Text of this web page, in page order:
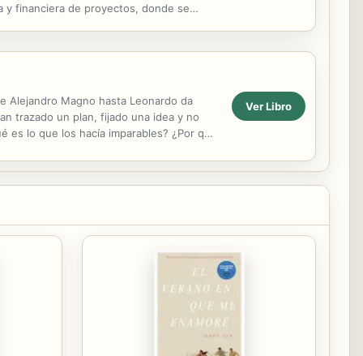
y financiera de proyectos, donde se
Alejandro Magno hasta Leonardo da
trazado un plan, fijado una idea y no
lo que los hacía imparables? ¿Por qué
Ver Libro